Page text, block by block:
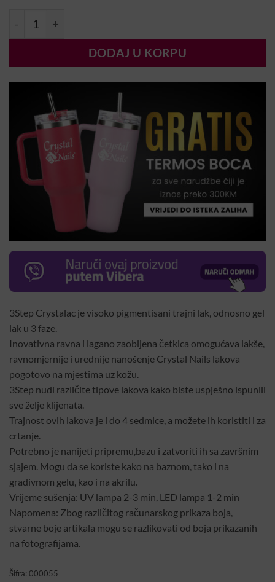
3 Step Trajni lak – 3S66 (8ml) količina
DODAJ U KORPU
3Step Crystalac je visoko pigmentisani trajni lak, odnosno gel
lak u 3 faze.
Inovativna ravna i lagano zaobljena četkica omogućava lakše,
ravnomjernije i urednije nanošenje Crystal Nails lakova
pogotovo na mjestima uz kožu.
3Step nudi različite tipove lakova kako biste uspješno ispunili
sve želje klijenata.
Trajnost ovih lakova je i do 4 sedmice, a možete ih koristiti i za
crtanje.
Potrebno je nanijeti pripremu,bazu i zatvoriti ih sa završnim
sjajem. Mogu da se koriste kako na baznom, tako i na
gradivnom gelu, kao i na akrilu.
Vrijeme sušenja: UV lampa 2-3 min, LED lampa 1-2 min
Napomena: Zbog različitog računarskog prikaza boja,
stvarne boje artikala mogu se razlikovati od boja prikazanih
na fotografijama.
Šifra: 000055